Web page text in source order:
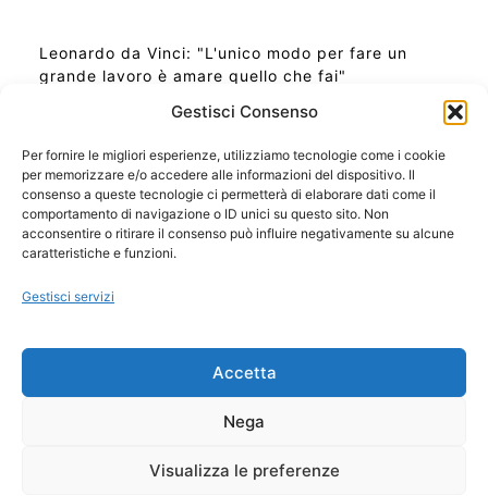
Gestisci Consenso
Per fornire le migliori esperienze, utilizziamo tecnologie come i cookie
per memorizzare e/o accedere alle informazioni del dispositivo. Il
consenso a queste tecnologie ci permetterà di elaborare dati come il
comportamento di navigazione o ID unici su questo sito. Non
acconsentire o ritirare il consenso può influire negativamente su alcune
caratteristiche e funzioni.
Gestisci servizi
Accetta
Nega
Visualizza le preferenze
Leonardo da Vinci: "L'unico modo per fare un
grande lavoro è amare quello che fai"
Ora Esatta in Italia in questo momento
Ti Senti Strano Ultimamente? Potrebbe Essere per
la Risonanza di Schumann
Come Sapere Se Stai Ascendendo alla Quinta
Copyright 2026 NotiziePlus.com
📰 Contenuto Umano Verificato
Privacy Coockie
Pubblicità